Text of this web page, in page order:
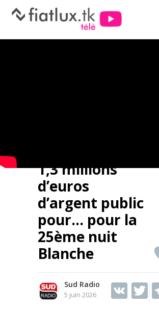
1,3 millions
d’euros
d’argent public
pour… pour la
25ème nuit
Blanche
Sud Radio
5 juin 2026 V T